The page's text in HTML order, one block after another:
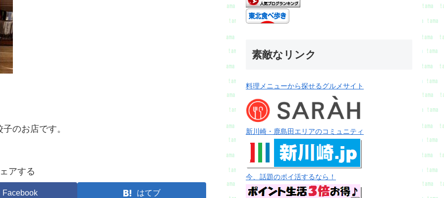
のお店です。
アする
Facebook はてブ
素敵なリンク
料理メニューから探せるグルメサイト
新川崎・鹿島田エリアのコミュニティ
今、話題のポイ活するなら！